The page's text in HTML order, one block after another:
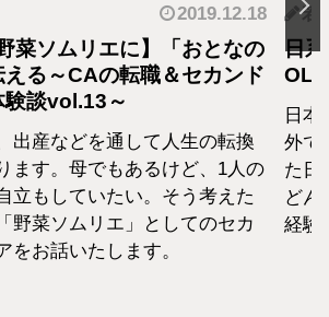
おとなの
セカンド
人生の転換
ど、1人の
う考えた
してのセカ
。
若狭 遥
日系CAから海外OL
OLを目指した理由
日本の会社を辞めてい
外で働くなんてハード
た日系CAが、なぜ海外
どんな想いで海外に飛
経験をご紹介いたしま